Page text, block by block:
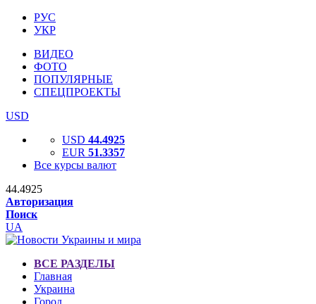
РУС
УКР
ВИДЕО
ФОТО
ПОПУЛЯРНЫЕ
СПЕЦПРОЕКТЫ
USD
USD 44.4925
EUR 51.3357
Все курсы валют
44.4925
Авторизация
Поиск
UA
ВСЕ РАЗДЕЛЫ
Главная
Украина
Город